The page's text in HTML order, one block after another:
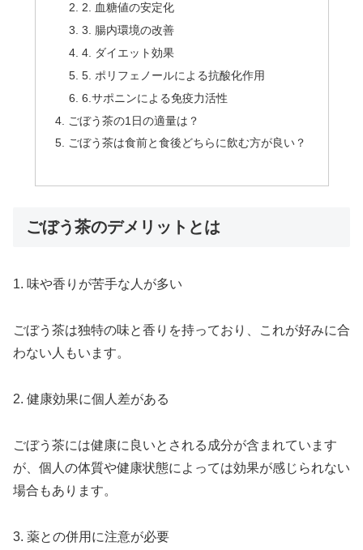
2. 血糖値の安定化
3. 腸内環境の改善
4. ダイエット効果
5. ポリフェノールによる抗酸化作用
6.サポニンによる免疫力活性
ごぼう茶の1日の適量は？
ごぼう茶は食前と食後どちらに飲む方が良い？
ごぼう茶のデメリットとは
1. 味や香りが苦手な人が多い
ごぼう茶は独特の味と香りを持っており、これが好みに合
わない人もいます。
2. 健康効果に個人差がある
ごぼう茶には健康に良いとされる成分が含まれています
が、個人の体質や健康状態によっては効果が感じられない
場合もあります。
3. 薬との併用に注意が必要